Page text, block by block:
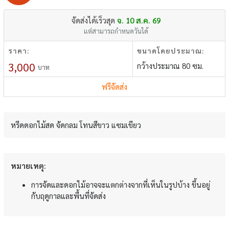
จัดส่งได้เร็วสุด จ. 10 ส.ค. 69
แต่สามารถกำหนดวันได้
ราคา:
3,000 บาท
ขนาดโดยประมาณ:
กว้างประมาณ 80 ซม.
ฟรีจัดส่ง
หรีดดอกไม้สด จัดกลม โทนสีขาว แซมเขียว
หมายเหตุ:
การจัดและดอกไม้อาจจะแตกต่างจากที่เห็นในรูปบ้าง ขึ้นอยู่
กับฤดูกาลและพื้นที่จัดส่ง